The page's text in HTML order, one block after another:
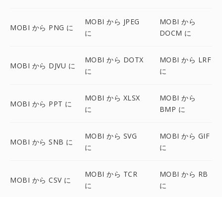
MOBI から PNG に
MOBI から JPEG
に
MOBI から
DOCM に
MOBI から DJVU に
MOBI から DOTX
に
MOBI から LRF
に
MOBI から PPT に
MOBI から XLSX
に
MOBI から
BMP に
MOBI から SNB に
MOBI から SVG
に
MOBI から GIF
に
MOBI から CSV に
MOBI から TCR
に
MOBI から RB
に